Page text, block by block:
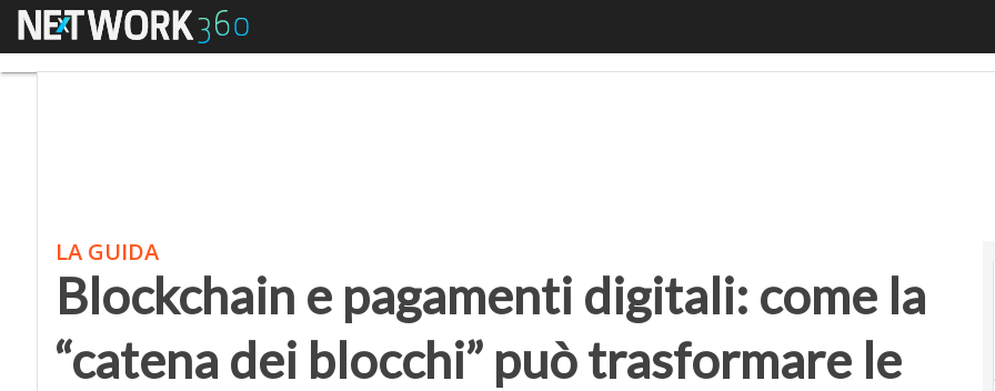
Menu
LA GUIDA
Blockchain e pagamenti digitali: come la
“catena dei blocchi” può trasformare le